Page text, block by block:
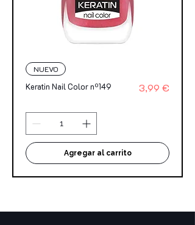
NUEVO
Keratin Nail Color nº149 Precio
3,99 €
Agregar al carrito